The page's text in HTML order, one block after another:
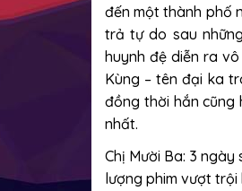
đến một thành phố
trả tự do sau
huynh đệ diễn ra
Kùng – tên đại ka
đồng thời hắn cũng
nhất.
Chị Mười Ba: 3
lượng phim vượt trội